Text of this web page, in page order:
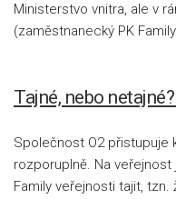
Ministerstvo vnitra, ale v
(zaměstnanecký PK
Tajné, nebo
Společnost O2 přistupuje
rozporuplně. Na
Family veřejnosti tajit, tzn.